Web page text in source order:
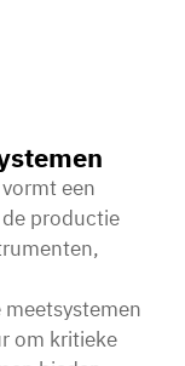
een
productie
om kritieke